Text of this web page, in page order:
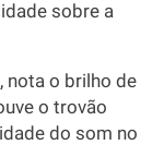
sobre a
nota o brilho de
o trovão
do som no